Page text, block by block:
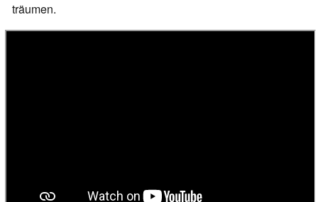
träumen.